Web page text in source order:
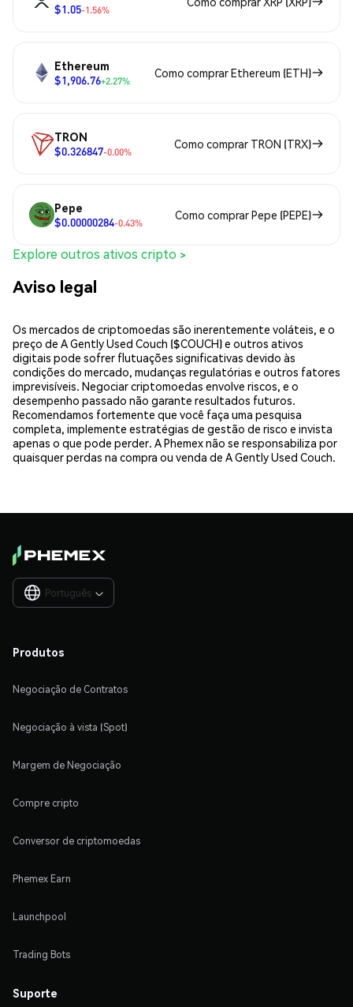
$1.05-1.56%
Ethereum
$1,906.76+2.27%
Como comprar Ethereum (ETH)
TRON
$0.326847-0.00%
Como comprar TRON (TRX)
Pepe
$0.00000284-0.43%
Como comprar Pepe (PEPE)
Explore outros ativos cripto >
Aviso legal
Os mercados de criptomoedas são inerentemente voláteis, e o
preço de A Gently Used Couch ($COUCH) e outros ativos
digitais pode sofrer flutuações significativas devido às
condições do mercado, mudanças regulatórias e outros fatores
imprevisíveis. Negociar criptomoedas envolve riscos, e o
desempenho passado não garante resultados futuros.
Recomendamos fortemente que você faça uma pesquisa
completa, implemente estratégias de gestão de risco e invista
apenas o que pode perder. A Phemex não se responsabiliza por
quaisquer perdas na compra ou venda de A Gently Used Couch.
Português 
Produtos
Negociação de Contratos
Negociação à vista (Spot)
Margem de Negociação
Compre cripto
Conversor de criptomoedas
Phemex Earn
Launchpool
Trading Bots
Suporte